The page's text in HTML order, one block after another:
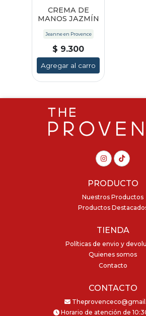
CREMA DE
MANOS JAZMÍN
Jeanne en Provence
$ 9.300
Agregar al carro
PRODUCTO
Nuestros Productos
Productos
TIENDA
Políticas de envio y
Quienes somos
Contacto
CONTACTO
Horario de atención de